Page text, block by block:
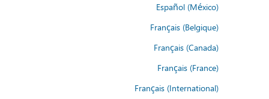
Español (México)
Français (Belgique)
Français (Canada)
Français (France)
Français (International)